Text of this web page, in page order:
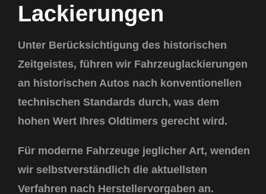
Lackierungen
Unter Berücksichtigung des historischen
Zeitgeistes, führen wir Fahrzeuglackierungen
an historischen Autos nach konventionellen
technischen Standards durch, was dem
hohen Wert Ihres Oldtimers gerecht wird.
Für moderne Fahrzeuge jeglicher Art, wenden
wir selbstverständlich die aktuellsten
Verfahren nach Herstellervorgaben an.